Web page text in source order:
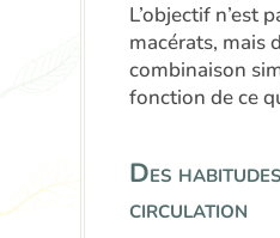
L’objectif n’est
macérats, mais
combinaison
fonction de ce
Des
circulation